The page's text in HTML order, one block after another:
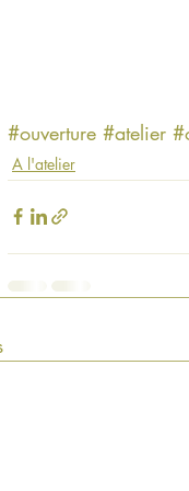
#ouverture #atelier
A l'atelier